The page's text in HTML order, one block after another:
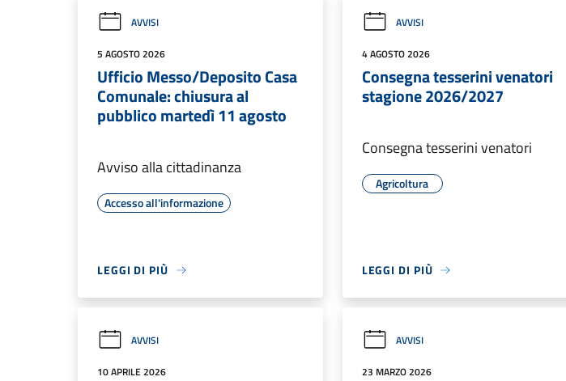
AVVISI
5 AGOSTO 2026
Ufficio Messo/Deposito Casa
Comunale: chiusura al
pubblico martedì 11 agosto
Avviso alla cittadinanza
Accesso all'informazione
LEGGI DI PIÙ
AVVISI
4 AGOSTO 2026
Consegna tesserini venatori
stagione 2026/2027
Consegna tesserini venatori
Agricoltura
LEGGI DI PIÙ
AVVISI
10 APRILE 2026
AVVISI
23 MARZO 2026